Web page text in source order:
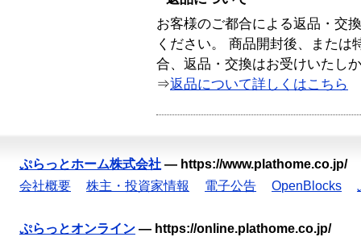
お客様のご都合による返品・交
ください。 商品開封後、または
合、返品・交換はお受けいたし
⇒返品について詳しくはこちら
ぷらっとホーム株式会社 — https://www.plathome.co.jp/
会社概要
株主・投資家情報 電子公告 OpenBlocks
ぷらっとオンライン — https://online.plathome.co.jp/